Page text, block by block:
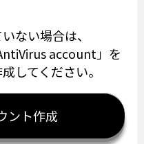
ない場合は、
account」を
してください。
ント作成